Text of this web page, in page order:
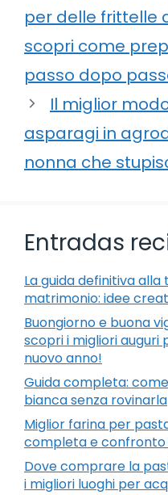
per delle frittelle
scopri come
passo dopo
Il miglior
asparagi in
nonna che
Entradas
La guida definitiva
matrimonio: idee
Buongiorno e buona
scopri i migliori auguri
nuovo anno!
Guida completa:
bianca senza rovinarla
Miglior farina per
completa e confronto
Dove comprare la
i migliori luoghi per